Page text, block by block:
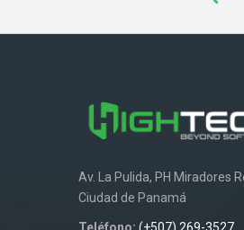
Av. La Pulida, PH Miradores
Ciudad de Panamá